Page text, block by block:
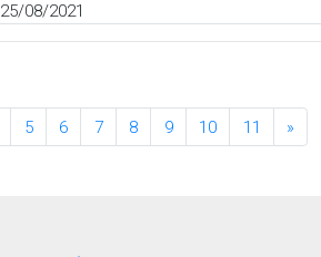
25/08/2021
5 6 7 8 9 10 11 »